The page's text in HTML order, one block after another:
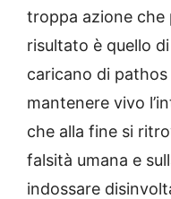
troppa azione che
risultato è quello
caricano di
mantenere vivo
che alla fine si
falsità umana e
indossare